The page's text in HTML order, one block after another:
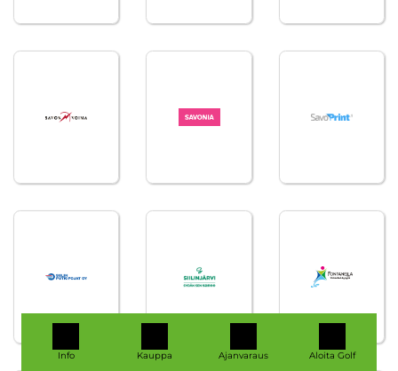
Info Kauppa Ajanvaraus Aloita Golf